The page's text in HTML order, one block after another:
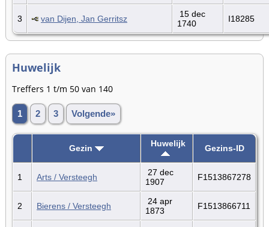
3 van Dijen, Jan Gerritsz
15 dec
1740
I18285
Huwelijk
Treffers 1 t/m 50 van 140
1 2 3 Volgende»
Gezin Huwelijk Gezins-ID
1 Arts / Versteegh
27 dec
1907
F1513867278
2 Bierens / Versteegh
24 apr
1873
F1513866711